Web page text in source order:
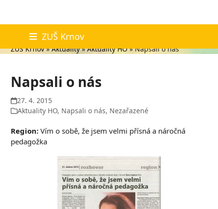
content
ZUŠ Krnov
Aktuality
ZUŠ Krnov»Aktuality»Aktuality HO»Napsali o nás
Napsali o nás
27. 4. 2015
Aktuality HO, Napsali o nás, Nezařazené
Region: Vím o sobě, že jsem velmi přísná a náročná
pedagožka